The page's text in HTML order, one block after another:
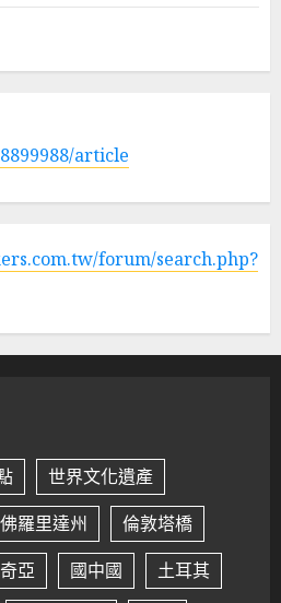
article
forum/search.php?
世界文化遺產
佛羅里達州
倫敦塔橋
亞 國中國 土耳其